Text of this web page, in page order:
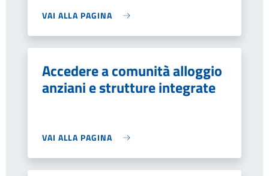
VAI ALLA PAGINA
Accedere a comunità alloggio
anziani e strutture integrate
VAI ALLA PAGINA